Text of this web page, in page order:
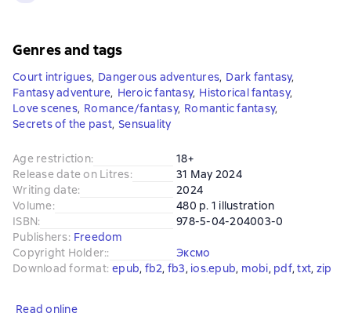
Genres and tags
Court intrigues, Dangerous adventures, Dark fantasy,
Fantasy adventure, Heroic fantasy, Historical fantasy,
Love scenes, Romance/fantasy, Romantic fantasy,
Secrets of the past, Sensuality
Age restriction:
18+
Release date on Litres:
31 May 2024
Writing date:
2024
Volume:
480 p. 1 illustration
ISBN:
978-5-04-204003-0
Publishers: Freedom
Copyright Holder::
Эксмо
Download format: epub, fb2, fb3, ios.epub, mobi, pdf, txt, zip
Read online